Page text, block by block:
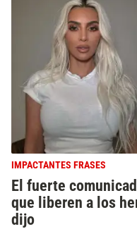
IMPACTANTES FRASES
El fuerte
que liberen a los
dijo